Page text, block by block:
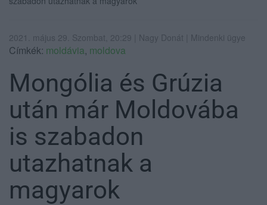
2021. május 29. Szombat, 20:29 | Nagy Donát | Mindenki ügye
Címkék: moldávia, moldova
Mongólia és Grúzia
után már Moldovába
is szabadon
utazhatnak a
magyarok